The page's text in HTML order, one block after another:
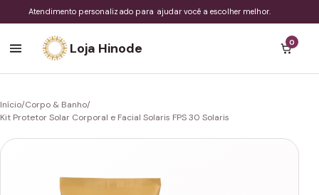
Atendimento personalizado para ajudar você a escolher melhor.
Loja Hinode 0
Início/Corpo & Banho/
Kit Protetor Solar Corporal e Facial Solaris FPS 30 Solaris